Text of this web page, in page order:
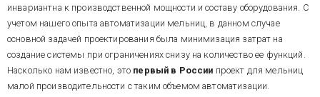
Рис.10. Главный экран
оператора- технолога АСУТП
размольного отделения
мельницы
ПТК систем
зерноочистительного и
инвариантна к производственной мощности и составу оборудования. С
учетом нашего опыта автоматизации мельниц, в данном случае
основной задачей проектирования была минимизация затрат на
создание системы при ограничениях снизу на количество ее функций.
Насколько нам известно, это первый в России проект для мельниц
малой производительности с таким объемом автоматизации.